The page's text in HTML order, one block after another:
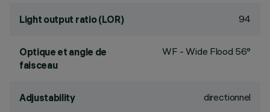
Light output ratio (LOR) 94
Optique et angle de
faisceau
WF - Wide Flood 56°
Adjustability directionnel